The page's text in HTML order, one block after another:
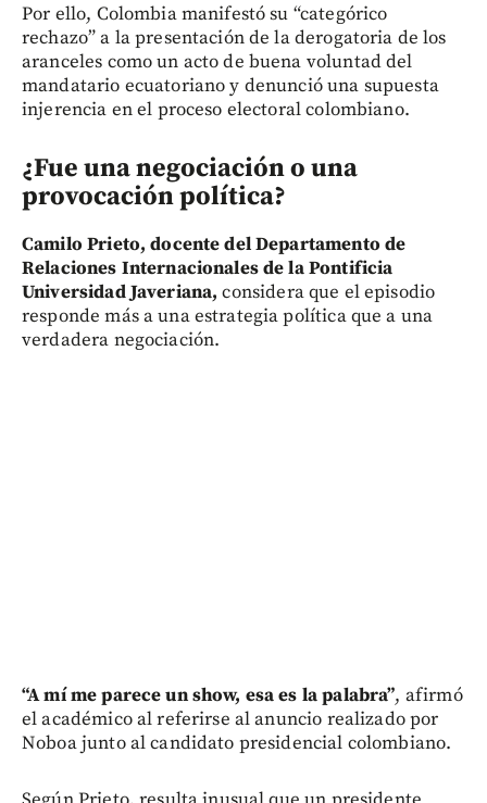
Por ello, Colombia manifestó su “categórico
rechazo” a la presentación de la derogatoria de los
aranceles como un acto de buena voluntad del
mandatario ecuatoriano y denunció una supuesta
injerencia en el proceso electoral colombiano.
¿Fue una negociación o una
provocación política?
Camilo Prieto, docente del Departamento de
Relaciones Internacionales de la Pontificia
Universidad Javeriana,considera que el episodio
responde más a una estrategia política que a una
verdadera negociación.
“A mí me parece un show, esa es la palabra”, afirmó
el académico al referirse al anuncio realizado por
Noboa junto al candidato presidencial colombiano.